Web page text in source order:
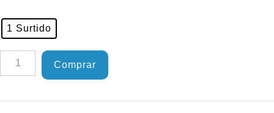
1 Surtido
Surtido
variado
Comprar